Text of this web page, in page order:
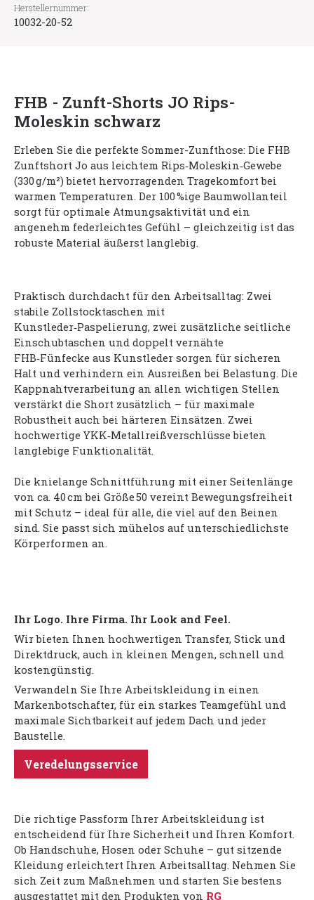
Herstellernummer:
10032-20-52
FHB - Zunft-Shorts JO Rips-
Moleskin schwarz
Erleben Sie die perfekte Sommer-Zunfthose: Die FHB
Zunftshort Jo aus leichtem Rips‑Moleskin‑Gewebe
(330 g/m²) bietet hervorragenden Tragekomfort bei
warmen Temperaturen. Der 100 %ige Baumwollanteil
sorgt für optimale Atmungsaktivität und ein
angenehm federleichtes Gefühl – gleichzeitig ist das
robuste Material äußerst langlebig.
Praktisch durchdacht für den Arbeitsalltag: Zwei
stabile Zollstocktaschen mit
Kunstleder‑Paspelierung, zwei zusätzliche seitliche
Einschubtaschen und doppelt vernähte
FHB‑Fünfecke aus Kunstleder sorgen für sicheren
Halt und verhindern ein Ausreißen bei Belastung. Die
Kappnahtverarbeitung an allen wichtigen Stellen
verstärkt die Short zusätzlich – für maximale
Robustheit auch bei härteren Einsätzen. Zwei
hochwertige YKK‑Metallreißverschlüsse bieten
langlebige Funktionalität.
Die knielange Schnittführung mit einer Seitenlänge
von ca. 40 cm bei Größe 50 vereint Bewegungsfreiheit
mit Schutz – ideal für alle, die viel auf den Beinen
sind. Sie passt sich mühelos auf unterschiedlichste
Körperformen an.
Ihr Logo. Ihre Firma. Ihr Look and Feel.
Wir bieten Ihnen hochwertigen Transfer, Stick und
Direktdruck, auch in kleinen Mengen, schnell und
kostengünstig.
Verwandeln Sie Ihre Arbeitskleidung in einen
Markenbotschafter, für ein starkes Teamgefühl und
maximale Sichtbarkeit auf jedem Dach und jeder
Baustelle.
Veredelungsservice
Die richtige Passform Ihrer Arbeitskleidung ist
entscheidend für Ihre Sicherheit und Ihren Komfort.
Ob Handschuhe, Hosen oder Schuhe – gut sitzende
Kleidung erleichtert Ihren Arbeitsalltag. Nehmen Sie
sich Zeit zum Maßnehmen und starten Sie bestens
ausgestattet mit den Produkten von RG